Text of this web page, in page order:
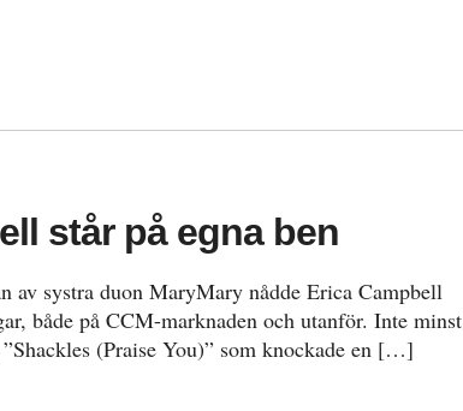
står på egna ben
av systra duon MaryMary nådde Erica Campbell
både på CCM-marknaden och utanför. Inte minst
(Praise You)” som knockade en […]